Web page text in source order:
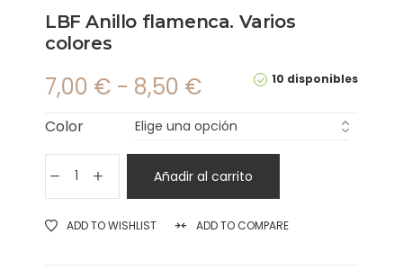
LBF Anillo flamenca. Varios
colores
10 disponibles
7,00 € - 8,50 €
Color
Añadir al carrito
ADD TO WISHLIST ADD TO COMPARE